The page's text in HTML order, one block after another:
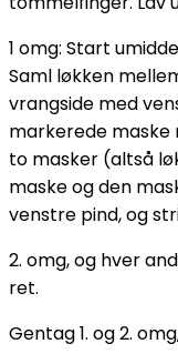
1 omg: Start
Saml løkken
vrangside med
markerede
to masker (altså
maske og den
venstre pind, og
2. omg, og hver
ret.
Gentag 1. og 2.